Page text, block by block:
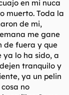
en mi nuca
muerto. Toda la
de mi,
me gane
de fuera y que
ya lo ha sido, a
tranquilo y
ya un pelin
no